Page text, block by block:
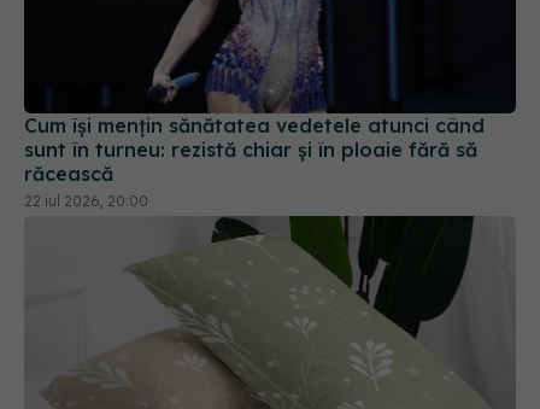
Cum își mențin sănătatea vedetele atunci când
sunt în turneu: rezistă chiar și în ploaie fără să
răcească
22 iul 2026, 20:00